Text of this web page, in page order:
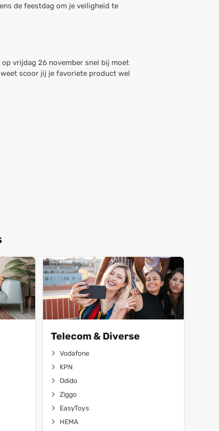
de feestdag om je veiligheid te
vrijdag 26 november snel bij moet
scoor jij je favoriete product wel
Telecom & Diverse
Vodafone
KPN
Odido
Ziggo
EasyToys
HEMA